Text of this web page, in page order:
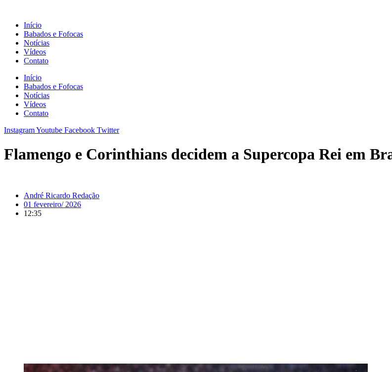
conteúdo
Início
Babados e Fofocas
Notícias
Vídeos
Contato
Início
Babados e Fofocas
Notícias
Vídeos
Contato
InstagramYoutube Facebook Twitter
Flamengo e Corinthians decidem a Supercopa Rei em
André Ricardo Redação
01 fevereiro/ 2026
12:35